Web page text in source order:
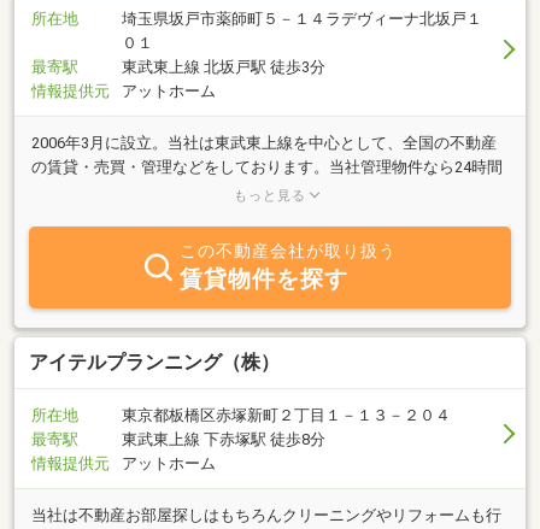
大切にしています。不動産、リフォーム、飲食の専門家として、
「価値ある情報・サービス」をお客様にお届けすることが私たちの
使命です。お客様からの「ありがとう」を企業価値として捉え、
日々お客様と共に「楽しんで」社会に貢献していくことを目指して
い申し上げます。
所在地
埼玉県坂戸市薬師町５－１４ラデヴィーナ北坂戸１
０１
最寄駅
東武東上線 北坂戸駅 徒歩3分
情報提供元
アットホーム
2006年3月に設立。当社は東武東上線を中心として、全国の不動産
の賃貸・売買・管理などをしております。当社管理物件なら24時間
サービスやカギ交換等の入居時の細かい諸費用掛かりません！初期
ンや一部屋・一棟管理、リフォームのご相談など住まいに関するこ
となら何でもいつでもお気軽にご相談ください♪
もっと見る
この不動産会社が取り扱う
賃貸物件を探す
アイテルプランニング（株）
所在地
東京都板橋区赤塚新町２丁目１－１３－２０４
最寄駅
東武東上線 下赤塚駅 徒歩8分
情報提供元
アットホーム
当社は不動産お部屋探しはもちろんクリーニングやリフォームも行